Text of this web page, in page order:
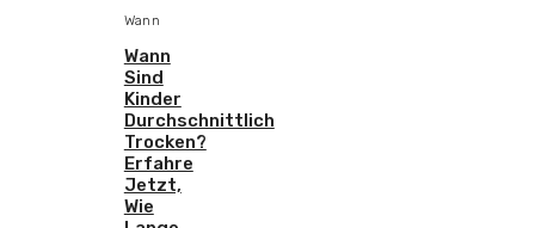
Wann
Wann
Sind
Kinder
Durchschnittlich
Trocken?
Erfahre
Jetzt,
Wie